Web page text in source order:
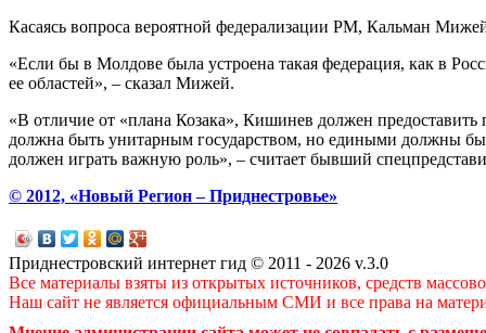
Касаясь вопроса вероятной федерализации РМ, Кальман
«Если бы в Молдове была устроена такая федерация, как в
ее областей», – сказал Мижей.
«В отличие от «плана Козака», Кишинев должен предоставить
должна быть унитарным государством, но едиными должны
должен играть важную роль», – считает бывший
© 2012, «Новый Регион – Приднестровье»
Приднестровский интернет гид © 2011 - 2026 v.3.0
Все материалы взяты из открытых источников, средств
Наш сайт не является официальным СМИ и все права на